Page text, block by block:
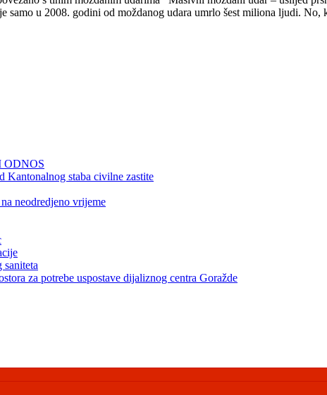
samo u 2008. godini od moždanog udara umrlo šest miliona ljudi.
ODNOS
staba civilne zastite
neodredjeno vrijeme
za potrebe uspostave dijaliznog centra Goražde